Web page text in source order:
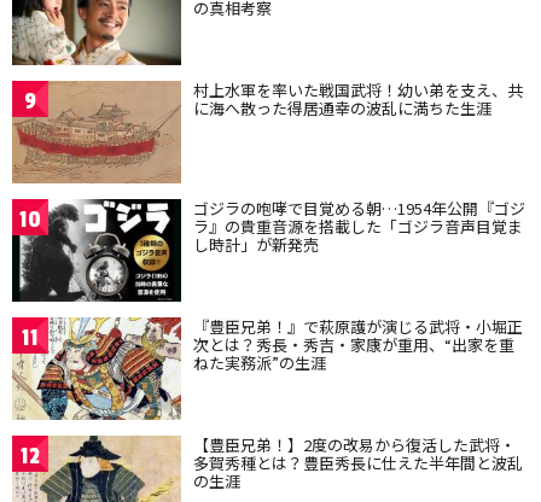
の真相考察
9 村上水軍を率いた戦国武将！幼い弟を支え、共
に海へ散った得居通幸の波乱に満ちた生涯
10 ゴジラの咆哮で目覚める朝…1954年公開『ゴジ
ラ』の貴重音源を搭載した「ゴジラ音声目覚ま
し時計」が新発売
11 『豊臣兄弟！』で萩原護が演じる武将・小堀正
次とは？秀長・秀吉・家康が重用、“出家を重
ねた実務派”の生涯
12 【豊臣兄弟！】2度の改易から復活した武将・
多賀秀種とは？豊臣秀長に仕えた半年間と波乱
の生涯